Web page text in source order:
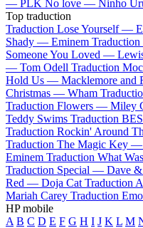
— PLK No love — Ninho
Top traduction
Traduction Lose Yourself —
Shady — Eminem
Someone You Loved —
— Tom Odell Traduction
Hold Us — Macklemore and
Christmas — Wham
Traduction Flowers — Miley
Teddy Swims Traduction
Traduction Rockin' Around
Traduction The Magic Key —
Eminem Traduction What
Traduction Special — Dave
Red — Doja Cat Traduction
Mariah Carey Traduction
HP mobile
A B C D E F G H I J K L M